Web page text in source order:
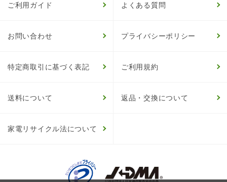
ご利用ガイド よくある質問
お問い合わせ プライバシーポリシー
特定商取引に基づく表記 ご利用規約
送料について 返品・交換について
家電リサイクル法について